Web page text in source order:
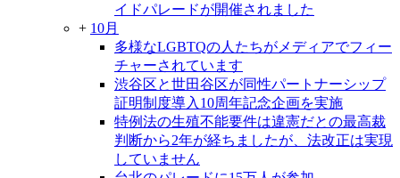
イドパレードが開催されました
+ 10月
多様なLGBTQの人たちがメディアでフィー
チャーされています
渋谷区と世田谷区が同性パートナーシップ
証明制度導入10周年記念企画を実施
特例法の生殖不能要件は違憲だとの最高裁
判断から2年が経ちましたが、法改正は実現
していません